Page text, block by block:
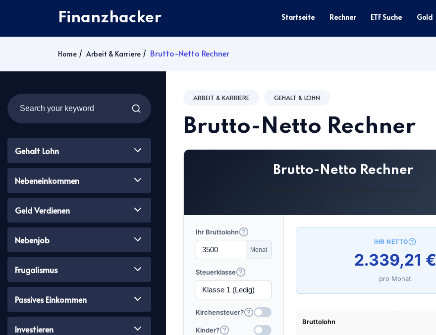
Finanzhacker Startseite Rechner ETF Suche Gold
Home Arbeit & Karriere Brutto-Netto Rechner
Gehalt Lohn
Nebeneinkommen
Geld Verdienen
Nebenjob
Frugalismus
Passives Einkommen
Investieren
ARBEIT & KARRIERE GEHALT & LOHN
Brutto-Netto Rechner
Brutto-Netto Rechner
Berechnen Sie Ihr voraussichtliches Nettogehalt
Ihr Bruttolohn
Steuerklasse
Kirchensteuer?
Kinder?
IHR NETTO
2.339,21 €
pro Monat
Bruttolohn